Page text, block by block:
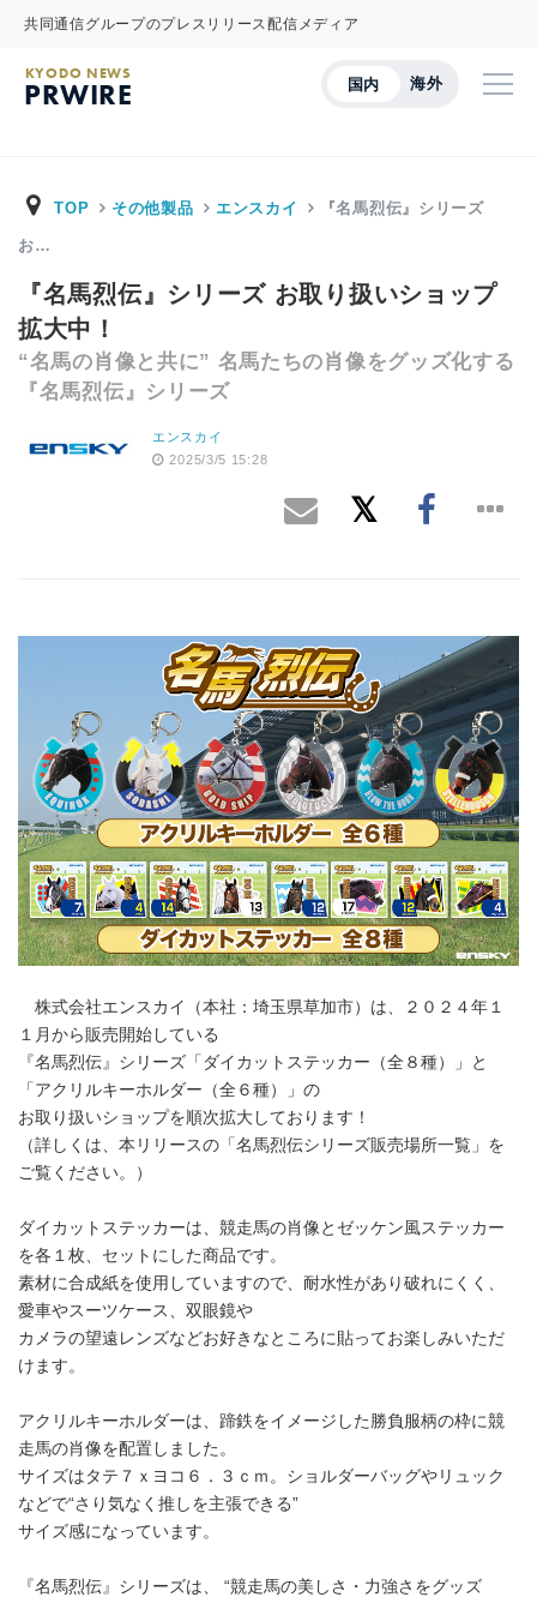
共同通信グループのプレスリリース配信メディア
国内 海外
KYODO NEWS
PRWIRE
TOP その他製品 エンスカイ 『名馬烈伝』シリーズ
お…
『名馬烈伝』シリーズ お取り扱いショップ
拡大中！
“名馬の肖像と共に” 名馬たちの肖像をグッズ化する
『名馬烈伝』シリーズ
エンスカイ
2025/3/5 15:28
株式会社エンスカイ（本社：埼玉県草加市）は、２０２４年１
１月から販売開始している
『名馬烈伝』シリーズ「ダイカットステッカー（全８種）」と
「アクリルキーホルダー（全６種）」の
お取り扱いショップを順次拡大しております！
（詳しくは、本リリースの「名馬烈伝シリーズ販売場所一覧」を
ご覧ください。）
ダイカットステッカーは、競走馬の肖像とゼッケン風ステッカー
を各１枚、セットにした商品です。
素材に合成紙を使用していますので、耐水性があり破れにくく、
愛車やスーツケース、双眼鏡や
カメラの望遠レンズなどお好きなところに貼ってお楽しみいただ
けます。
アクリルキーホルダーは、蹄鉄をイメージした勝負服柄の枠に競
走馬の肖像を配置しました。
サイズはタテ７ｘヨコ６．３ｃｍ。ショルダーバッグやリュック
などで“さり気なく推しを主張できる”
サイズ感になっています。
『名馬烈伝』シリーズは、 “競走馬の美しさ・力強さをグッズ